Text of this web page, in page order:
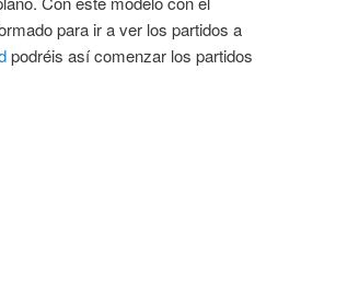
para ir a ver los partidos a
podréis así comenzar los partidos